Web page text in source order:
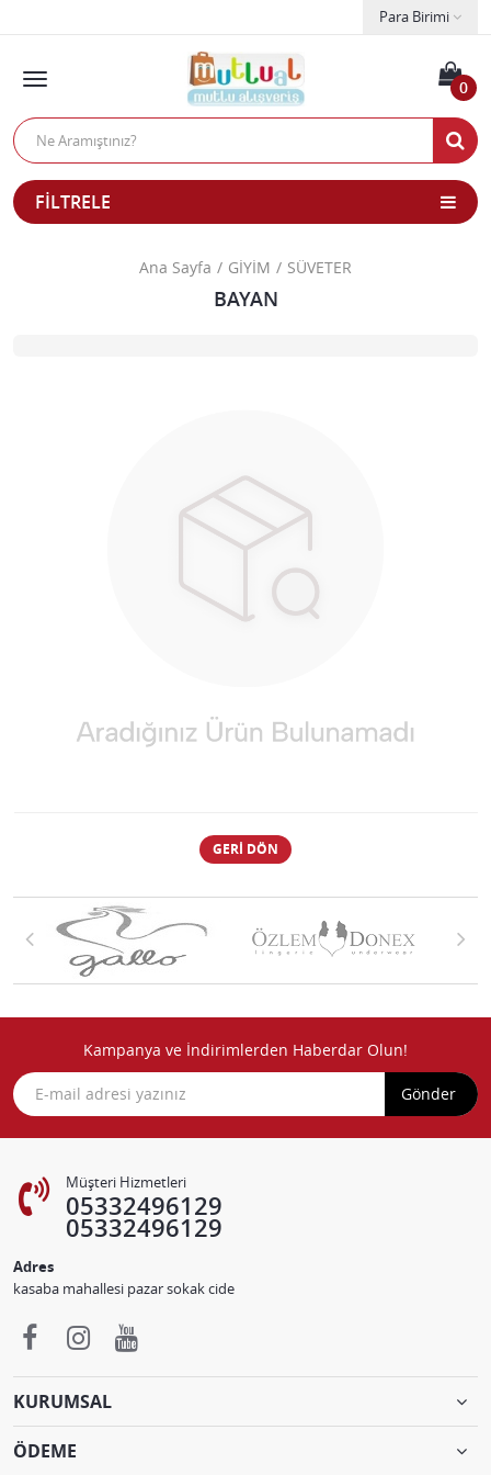
Para Birimi
0
FILTRELE
Ana Sayfa GİYİM SÜVETER
BAYAN
GERI DÖN
Kampanya ve İndirimlerden Haberdar Olun!
Gönder
Müşteri Hizmetleri
05332496129
05332496129
Adres
kasaba mahallesi pazar sokak cide
KURUMSAL
ÖDEME